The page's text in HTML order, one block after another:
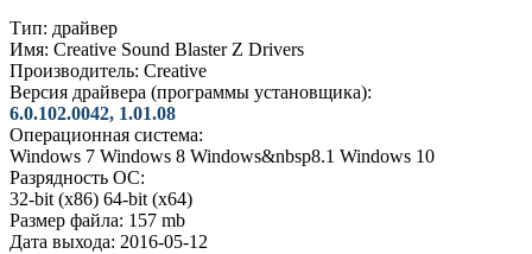
Тип: драйвер
Имя: Creative Sound Blaster Z Drivers
Производитель: Creative
Версия драйвера (программы установщика):
6.0.102.0042, 1.01.08
Операционная система:
Windows 7 Windows 8 Windows&nbsp8.1 Windows 10
Разрядность ОС:
32-bit (x86) 64-bit (x64)
Размер файла: 157 mb
Дата выхода: 2016-05-12